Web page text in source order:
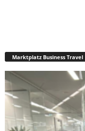
Marktplatz Business Travel